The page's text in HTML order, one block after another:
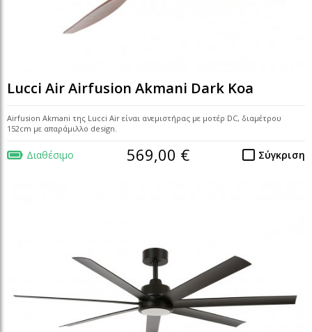
Lucci Air Airfusion Akmani Dark Koa
Airfusion Akmani της Lucci Air είναι ανεμιστήρας με μοτέρ DC, διαμέτρου
152cm με απαράμιλλο design.
Διαθέσιμο Σύγκριση
569,00 €